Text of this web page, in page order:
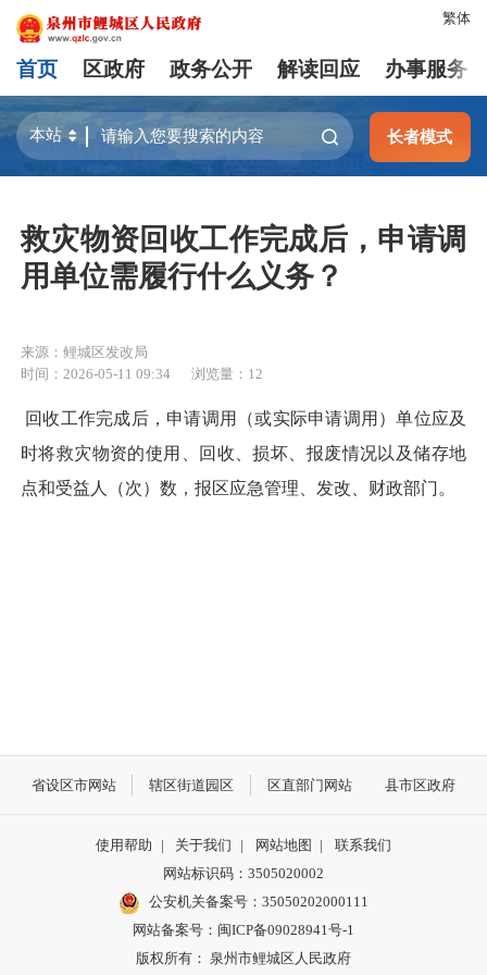
繁体
首页 区政府 政务公开 解读回应 办事服务
长者模式
救灾物资回收工作完成后，申请调
用单位需履行什么义务？
来源：鲤城区发改局
时间：2026-05-11 09:34
浏览量： 12
回收工作完成后，申请调用（或实际申请调用）单位应及
时将救灾物资的使用、回收、损坏、报废情况以及储存地
点和受益人（次）数，报区应急管理、发改、财政部门。
省设区市网站 辖区街道园区 区直部门网站 县市区政府
使用帮助 | 关于我们 | 网站地图 |
联系我们
网站标识码：3505020002
公安机关备案号：35050202000111
网站备案号：闽ICP备09028941号-1
版权所有： 泉州市鲤城区人民政府